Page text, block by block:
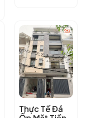
Thực Tế Đá